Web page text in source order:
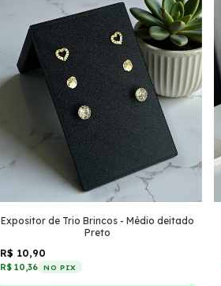
Expositor de Trio Brincos - Médio deitado
Preto
R$ 10,90
R$ 10,36 NO PIX